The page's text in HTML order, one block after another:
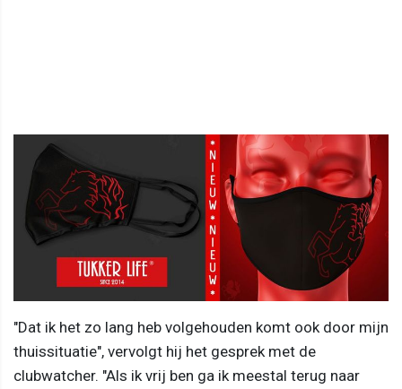
"Dat ik het zo lang heb volgehouden komt ook door mijn
thuissituatie", vervolgt hij het gesprek met de
clubwatcher. "Als ik vrij ben ga ik meestal terug naar